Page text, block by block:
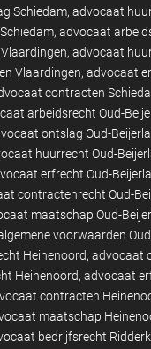
Schiedam advocaat
advocaat
advocaat
Vlaardingen advocaat
contracten
arbeidsrecht Oud-
ontslag Oud-
huurrecht Oud-
erfrecht Oud-
contractenrecht Oud-
maatschap Oud-
voorwaarden
Heinenoord advocaat
Heinenoord advocaat
contracten
maatschap
bedrijfsrecht